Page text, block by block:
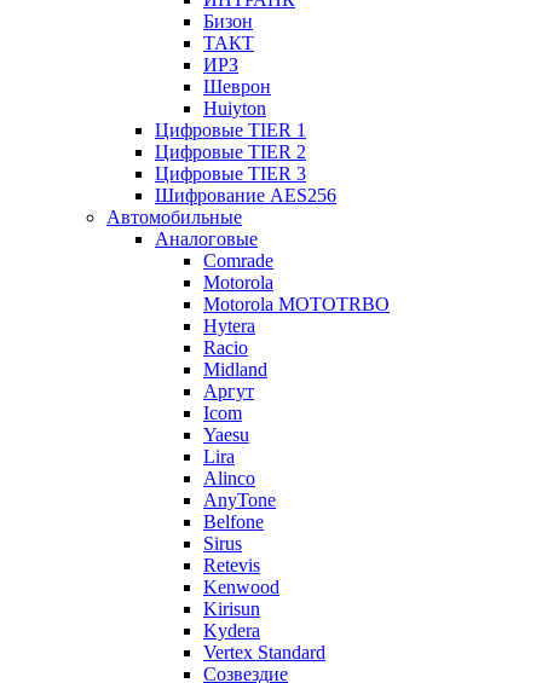
Бизон
ТАКТ
ИРЗ
Шеврон
Huiyton
Цифровые TIER 1
Цифровые TIER 2
Цифровые TIER 3
Шифрование AES256
Автомобильные
Аналоговые
Comrade
Motorola
Motorola MOTOTRBO
Hytera
Racio
Midland
Аргут
Icom
Yaesu
Lira
Alinco
AnyTone
Belfone
Sirus
Retevis
Kenwood
Kirisun
Kydera
Vertex Standard
Созвездие